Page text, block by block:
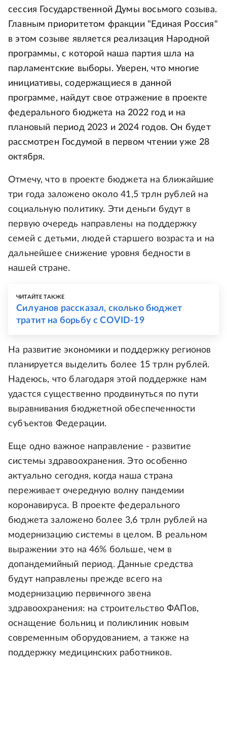
сессия Государственной Думы восьмого созыва.
Главным приоритетом фракции "Единая Россия"
в этом созыве является реализация Народной
программы, с которой наша партия шла на
парламентские выборы. Уверен, что многие
инициативы, содержащиеся в данной
программе, найдут свое отражение в проекте
федерального бюджета на 2022 год и на
плановый период 2023 и 2024 годов. Он будет
рассмотрен Госдумой в первом чтении уже 28
октября.
Отмечу, что в проекте бюджета на ближайшие
три года заложено около 41,5 трлн рублей на
социальную политику. Эти деньги будут в
первую очередь направлены на поддержку
семей с детьми, людей старшего возраста и на
дальнейшее снижение уровня бедности в
нашей стране.
ЧИТАЙТЕ ТАКЖЕ
Силуанов рассказал, сколько бюджет
тратит на борьбу с COVID-19
На развитие экономики и поддержку регионов
планируется выделить более 15 трлн рублей.
Надеюсь, что благодаря этой поддержке нам
удастся существенно продвинуться по пути
выравнивания бюджетной обеспеченности
субъектов Федерации.
Еще одно важное направление - развитие
системы здравоохранения. Это особенно
актуально сегодня, когда наша страна
переживает очередную волну пандемии
коронавируса. В проекте федерального
бюджета заложено более 3,6 трлн рублей на
модернизацию системы в целом. В реальном
выражении это на 46% больше, чем в
допандемийный период. Данные средства
будут направлены прежде всего на
модернизацию первичного звена
здравоохранения: на строительство ФАПов,
оснащение больниц и поликлиник новым
современным оборудованием, а также на
поддержку медицинских работников.